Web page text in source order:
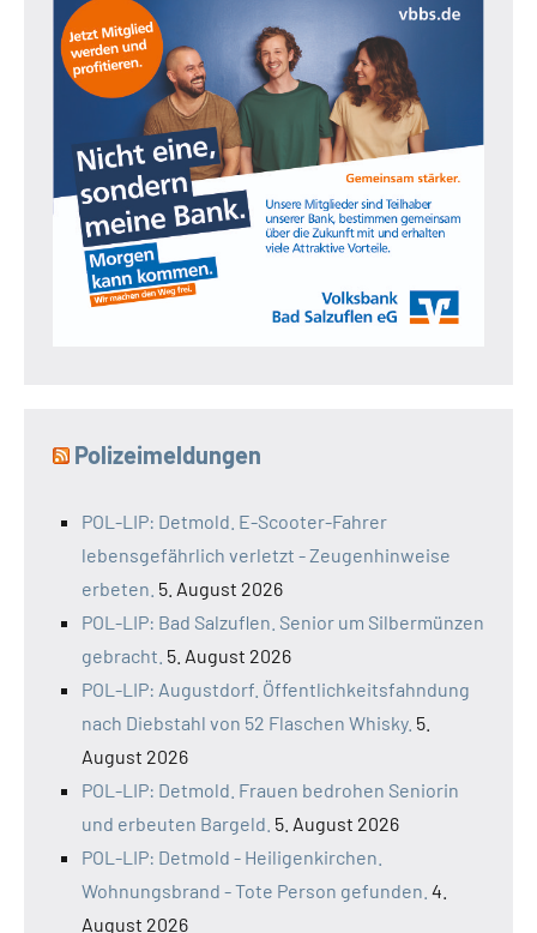
Polizeimeldungen
POL-LIP: Detmold. E-Scooter-Fahrer
lebensgefährlich verletzt - Zeugenhinweise
erbeten. 5. August 2026
POL-LIP: Bad Salzuflen. Senior um Silbermünzen
gebracht. 5. August 2026
POL-LIP: Augustdorf. Öffentlichkeitsfahndung
nach Diebstahl von 52 Flaschen Whisky. 5.
August 2026
POL-LIP: Detmold. Frauen bedrohen Seniorin
und erbeuten Bargeld. 5. August 2026
POL-LIP: Detmold - Heiligenkirchen.
Wohnungsbrand - Tote Person gefunden. 4.
August 2026